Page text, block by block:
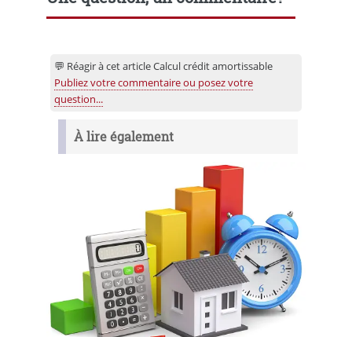
💬 Réagir à cet article Calcul crédit amortissable
Publiez votre commentaire ou posez votre
question...
À lire également